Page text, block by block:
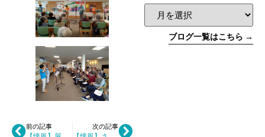
前の記事 次の記事
ブログ一覧はこちら →